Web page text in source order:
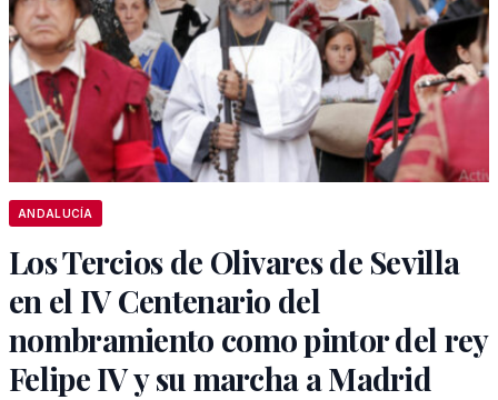
ANDALUCÍA
Los Tercios de Olivares de Sevilla
en el IV Centenario del
nombramiento como pintor del rey
Felipe IV y su marcha a Madrid